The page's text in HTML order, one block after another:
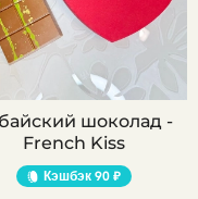
шоколад -
French Kiss
Кэшбэк90 ₽